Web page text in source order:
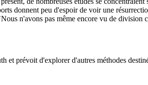
donnent peu d'espoir de voir une
n'avons pas même encore vu de division
et prévoit d'explorer d'autres méthodes